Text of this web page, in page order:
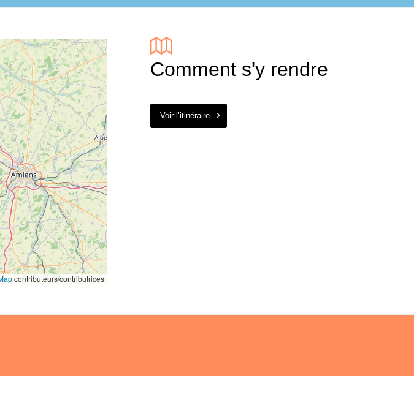
contributeurs/contributrices
Comment s'y rendre
Voir l’itinéraire